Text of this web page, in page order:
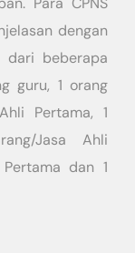
dengan
dari beberapa
guru, 1 orang
Pertama, 1
Jasa Ahli
dan 1